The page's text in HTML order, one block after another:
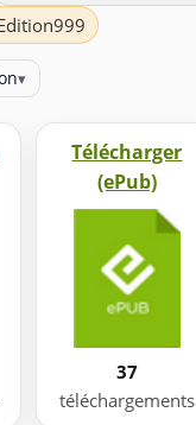
▾
Télécharger
(ePub)
37
téléchargements